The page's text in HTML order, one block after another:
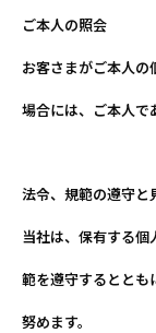
ご本人の照会
お客さまがご本人
場合には、ご本人で
法令、規範の遵守と
当社は、保有する
範を遵守するととも
努めます。